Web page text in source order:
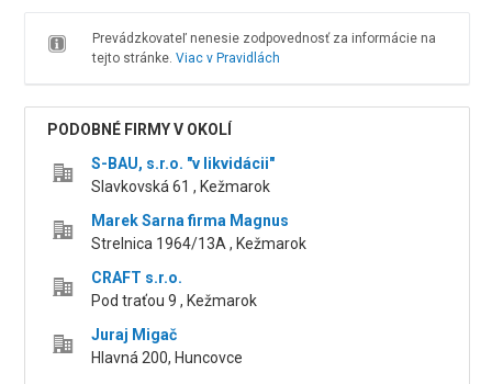
Prevádzkovateľ nenesie zodpovednosť za informácie na
tejto stránke. Viac v Pravidlách
PODOBNÉ FIRMY V OKOLÍ
S-BAU, s.r.o. "v likvidácii"
Slavkovská 61 , Kežmarok
Marek Sarna firma Magnus
Strelnica 1964/13A , Kežmarok
CRAFT s.r.o.
Pod traťou 9 , Kežmarok
Juraj Migač
Hlavná 200, Huncovce